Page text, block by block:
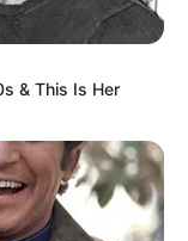
& This Is Her